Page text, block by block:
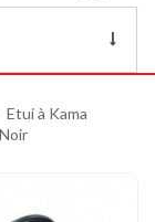
Etui à Kama